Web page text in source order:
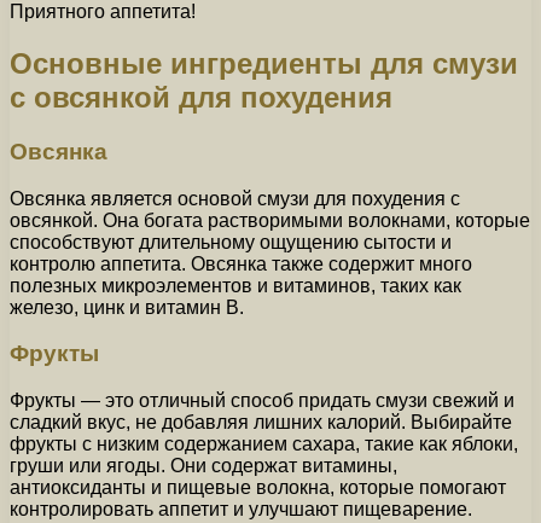
Приятного аппетита!
Основные ингредиенты для смузи
с овсянкой для похудения
Овсянка
Овсянка является основой смузи для похудения с
овсянкой. Она богата растворимыми волокнами, которые
способствуют длительному ощущению сытости и
контролю аппетита. Овсянка также содержит много
полезных микроэлементов и витаминов, таких как
железо, цинк и витамин B.
Фрукты
Фрукты — это отличный способ придать смузи свежий и
сладкий вкус, не добавляя лишних калорий. Выбирайте
фрукты с низким содержанием сахара, такие как яблоки,
груши или ягоды. Они содержат витамины,
антиоксиданты и пищевые волокна, которые помогают
контролировать аппетит и улучшают пищеварение.